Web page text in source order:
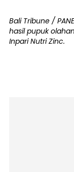
Bali Tribune /
hasil pupuk
Inpari Nutri Zinc.